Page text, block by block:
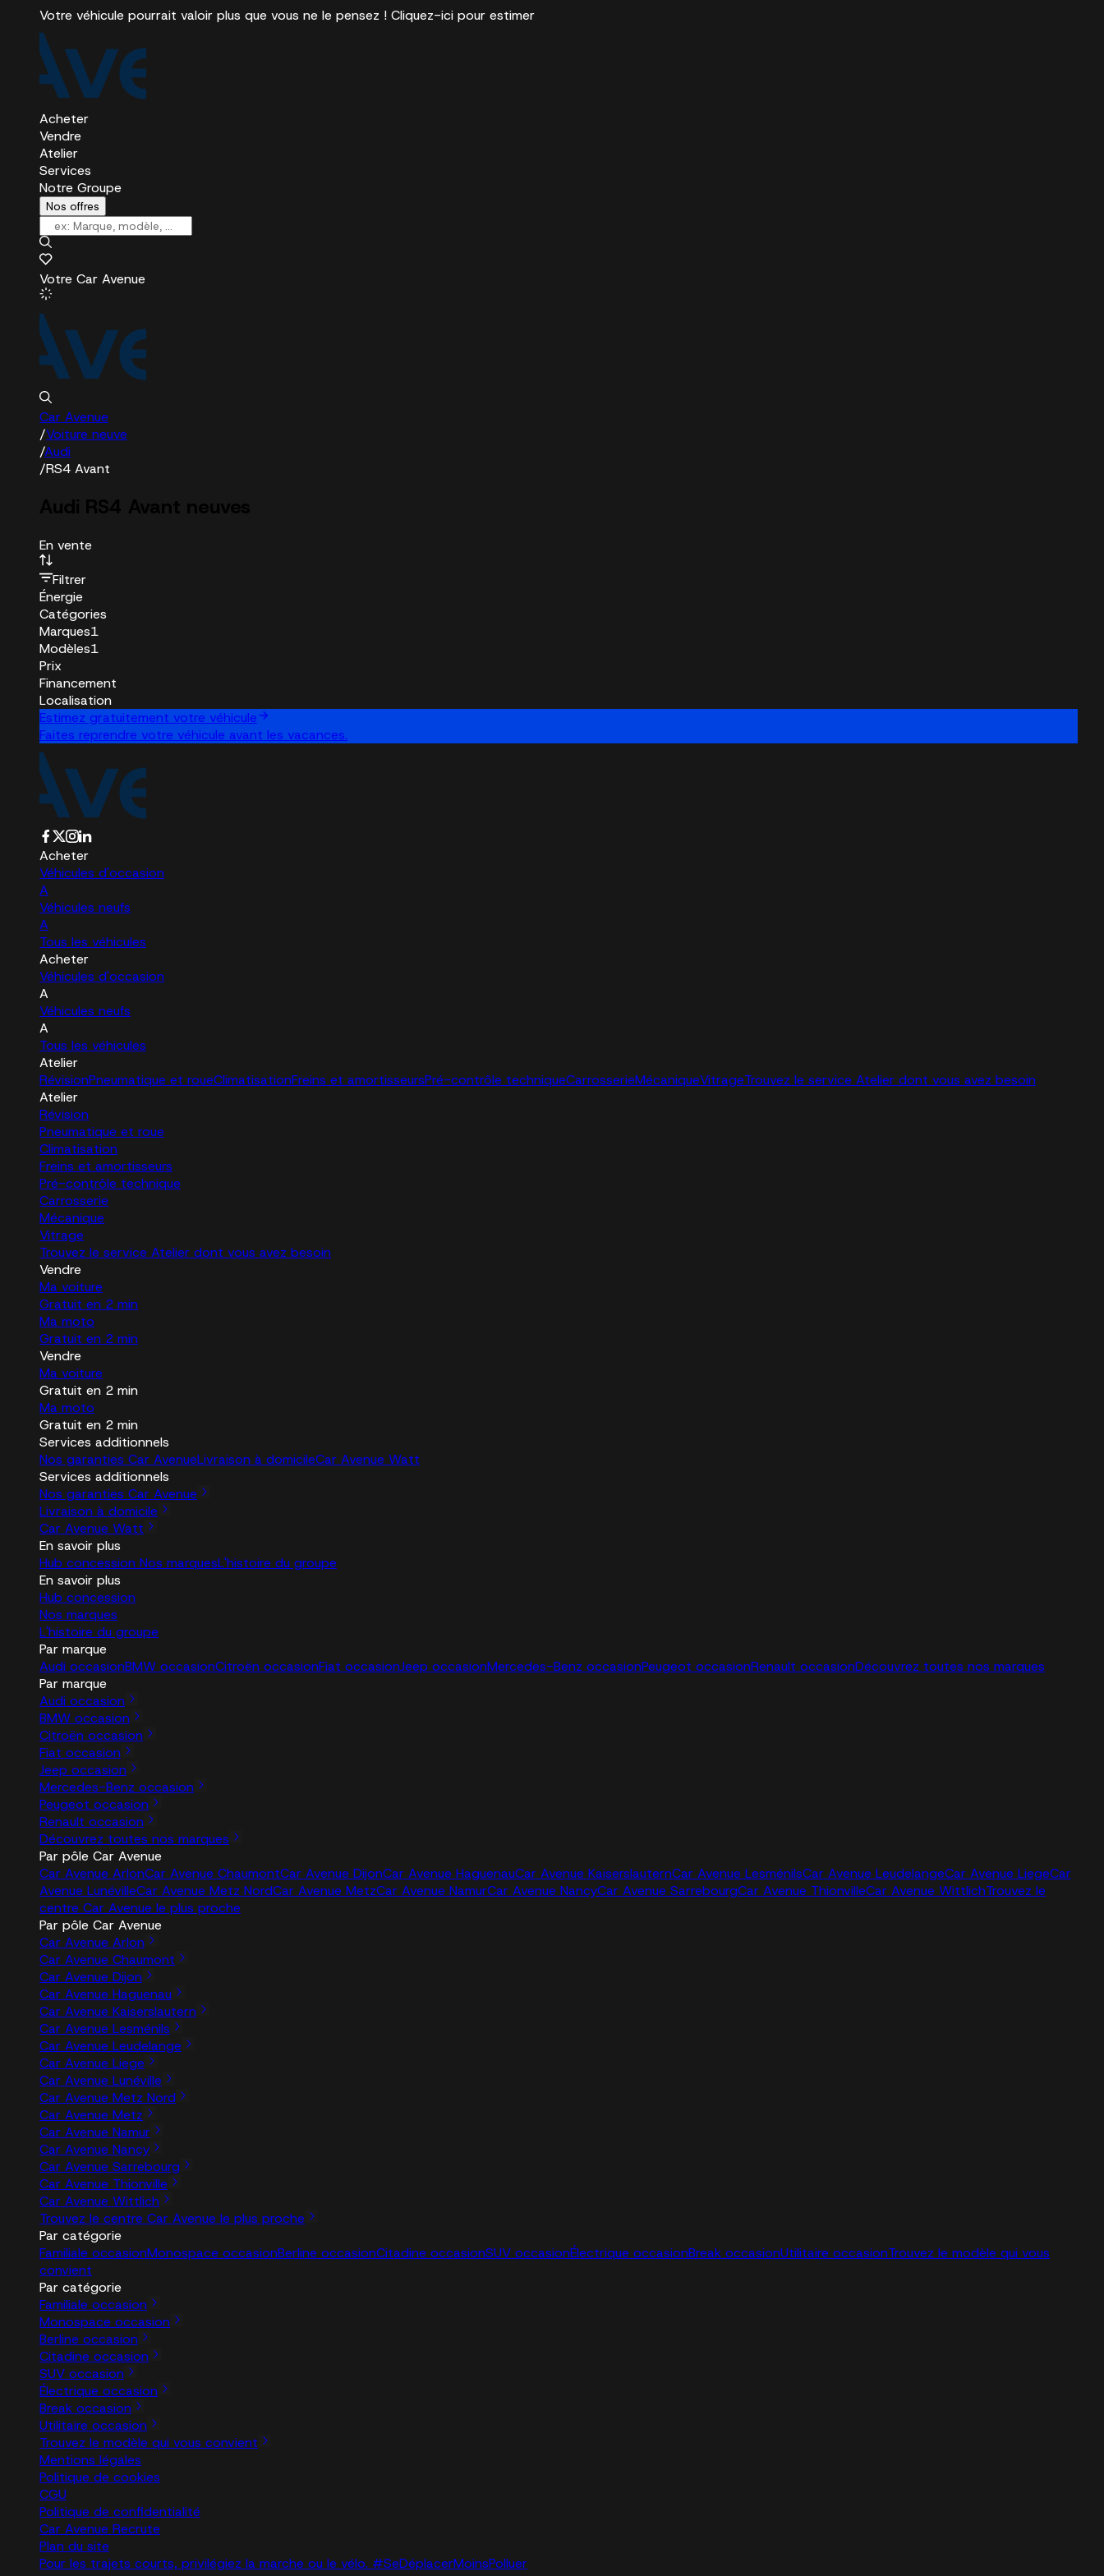
Votre véhicule pourrait valoir plus que vous ne le pensez ! Cliquez-ici pour estimer
Acheter
Vendre
Atelier
Services
Notre Groupe
Nos offres
Votre Car Avenue
Car Avenue
/Voiture neuve
/Audi
/RS4 Avant
En vente
Filtrer
Énergie
Catégories
Marques1
Modèles1
Prix
Financement
Localisation
Estimez gratuitement votre véhicule
Faites reprendre votre véhicule avant les vacances.
Acheter
Véhicules d'occasion
A
Véhicules neufs
A
Tous les véhicules
Acheter
Véhicules d'occasion
A
Véhicules neufs
A
Tous les véhicules
Atelier
RévisionPneumatique et roueClimatisationFreins et amortisseursPré-contrôle techniqueCarrosserieMécaniqueVitrageTrouvez le service Atelier dont vous avez besoin
Atelier
Révision
Pneumatique et roue
Climatisation
Freins et amortisseurs
Pré-contrôle technique
Carrosserie
Mécanique
Vitrage
Trouvez le service Atelier dont vous avez besoin
Vendre
Ma voiture
Gratuit en 2 min
Ma moto
Gratuit en 2 min
Vendre
Ma voiture
Gratuit en 2 min
Ma moto
Gratuit en 2 min
Services additionnels
Nos garanties Car AvenueLivraison à domicileCar Avenue Watt
Services additionnels
Nos garanties Car Avenue
Livraison à domicile
Car Avenue Watt
En savoir plus
Hub concession Nos marquesL'histoire du groupe
En savoir plus
Hub concession
Nos marques
L'histoire du groupe
Par marque
Audi occasionBMW occasionCitroën occasionFiat occasionJeep occasionMercedes-Benz occasionPeugeot occasionRenault occasionDécouvrez toutes nos marques
Par marque
Audi occasion
BMW occasion
Citroën occasion
Fiat occasion
Jeep occasion
Mercedes-Benz occasion
Peugeot occasion
Renault occasion
Découvrez toutes nos marques
Par pôle Car Avenue
Car Avenue ArlonCar Avenue ChaumontCar Avenue DijonCar Avenue HaguenauCar Avenue KaiserslauternCar Avenue LesménilsCar Avenue LeudelangeCar Avenue LiegeCar
Avenue LunévilleCar Avenue Metz NordCar Avenue MetzCar Avenue NamurCar Avenue NancyCar Avenue SarrebourgCar Avenue ThionvilleCar Avenue WittlichTrouvez le
centre Car Avenue le plus proche
Par pôle Car Avenue
Car Avenue Arlon
Car Avenue Chaumont
Car Avenue Dijon
Car Avenue Haguenau
Car Avenue Kaiserslautern
Car Avenue Lesménils
Car Avenue Leudelange
Car Avenue Liege
Car Avenue Lunéville
Car Avenue Metz Nord
Car Avenue Metz
Car Avenue Namur
Car Avenue Nancy
Car Avenue Sarrebourg
Car Avenue Thionville
Car Avenue Wittlich
Trouvez le centre Car Avenue le plus proche
Par catégorie
Familiale occasionMonospace occasionBerline occasionCitadine occasionSUV occasionÉlectrique occasionBreak occasionUtilitaire occasionTrouvez le modèle qui vous
convient
Par catégorie
Familiale occasion
Monospace occasion
Berline occasion
Citadine occasion
SUV occasion
Électrique occasion
Break occasion
Utilitaire occasion
Trouvez le modèle qui vous convient
Mentions légales
Politique de cookies
CGU
Politique de confidentialité
Car Avenue Recrute
Plan du site
Pour les trajets courts, privilégiez la marche ou le vélo. #SeDéplacerMoinsPolluer